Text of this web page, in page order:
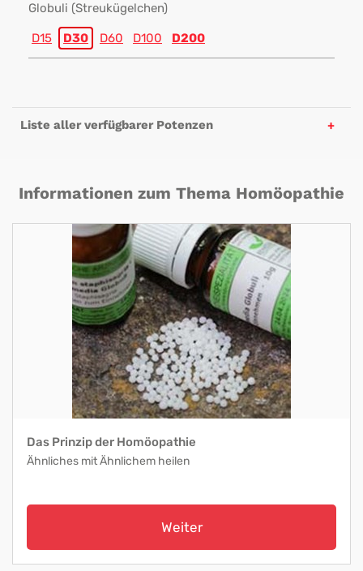
Globuli (Streukügelchen)
D15 D30 D60 D100 D200
Liste aller verfügbarer Potenzen
Informationen zum Thema Homöopathie
Das Prinzip der Homöopathie
Ähnliches mit Ähnlichem heilen
Weiter